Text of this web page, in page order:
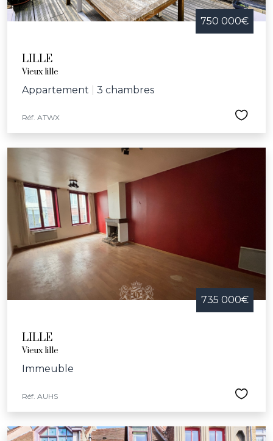
750 000€
LILLE
Vieux lille
Appartement 3 chambres
Réf. ATWX
735 000€
LILLE
Vieux lille
Immeuble
Réf. AUHS